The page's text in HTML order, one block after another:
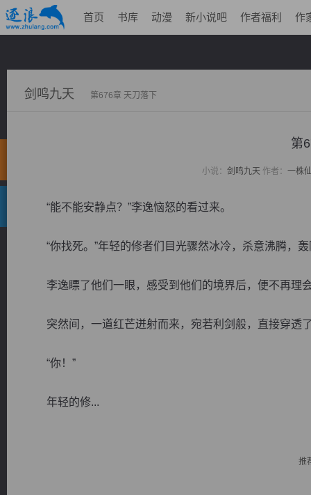
首页 书库 动漫 新小说吧 作者福利 作
剑鸣九天 第676章 天刀落下
第
小说： 剑鸣九天 作者： 一株
“能不能安静点？”李逸恼怒的看过来。
“你找死。”年轻的修者们目光骤然冰冷，杀意沸腾，轰
李逸瞟了他们一眼，感受到他们的境界后，便不再理
突然间，一道红芒迸射而来，宛若利剑般，直接穿透
“你！”
年轻的修...
推